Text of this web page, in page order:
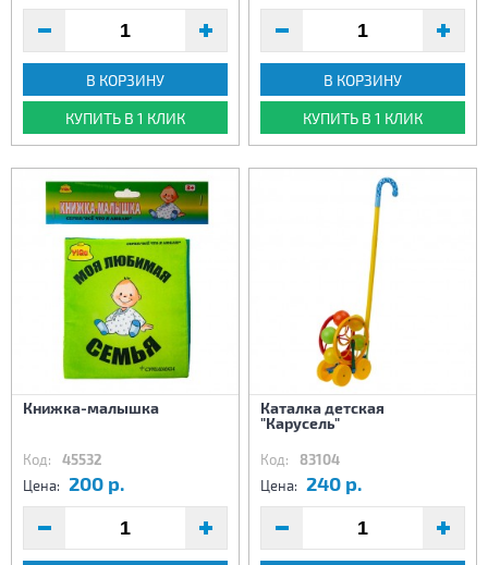
В КОРЗИНУ
КУПИТЬ В 1 КЛИК
В КОРЗИНУ
КУПИТЬ В 1 КЛИК
Книжка-малышка
Код: 45532
Цена: 200 р.
Каталка детская
"Карусель"
Код: 83104
Цена: 240 р.